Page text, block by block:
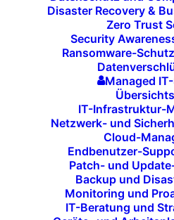
Disaster Recovery &
Zero Trust
Security
Ransomware-
Managed
IT-Infrastruktur-
Netzwerk- und
Cloud-
Endbenutzer-
Patch- und
Backup und
Monitoring und
IT-Beratung und
sicherzustellen, dass Ihre
kostengünstig und mit
entwickelt werden können.
Durch die Erstellung eines
validieren,
und denMarkteintritt
umfangreiche und
durchzuführen. Dies
kontinuierlich
anzupassen, während Sie